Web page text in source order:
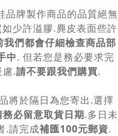
牌製作商品的品質絕無
少許溢膠.麂皮表面些許
我們都會仔細檢查商品部
中. 但若您是務必要求完
.請不要跟我們購買.
於隔日為您寄出.選擇
務必留意取貨日期.多日未
.請完成補匯100元郵資.